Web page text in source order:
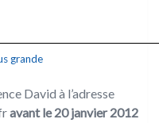
grande
David à l’adresse
avant le 20 janvier 2012